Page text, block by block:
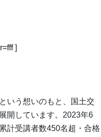
]
いう想いのもと、国土交
開しています。2023年6
計受講者数450名超・合格